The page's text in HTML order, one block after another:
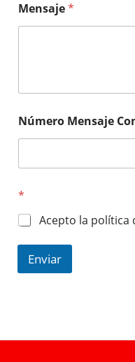
Mensaje*
Número Mensaje
*
Acepto la política
Enviar